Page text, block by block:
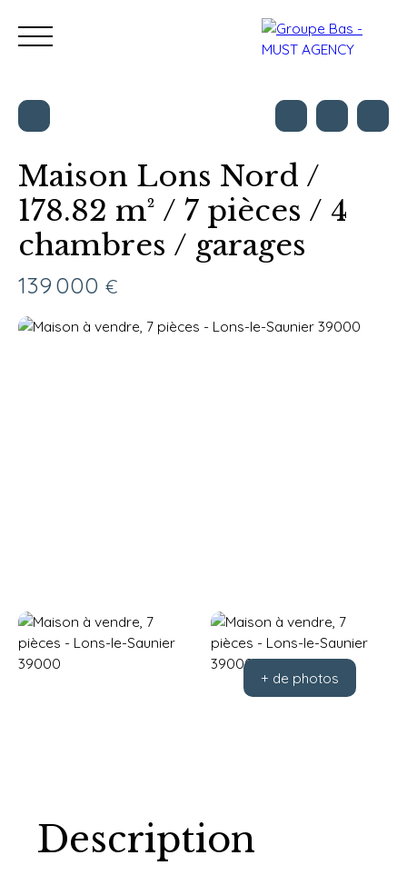
Nos bureaux Acheter Vendre Programmes
Estimation
Maison Lons Nord /
178.82 m² / 7 pièces / 4
chambres / garages
139 000 €
+ de photos
Description